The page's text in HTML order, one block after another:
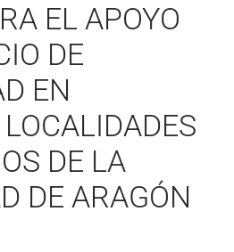
EL APOYO
DE
EN
DE LA
DE ARAGÓN